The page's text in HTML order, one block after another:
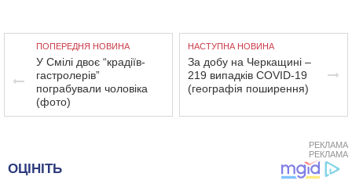
ПОПЕРЕДНЯ НОВИНА
У Смілі двоє “крадіїв-
гастролерів”
пограбували чоловіка
(фото)
НАСТУПНА НОВИНА
За добу на Черкащині –
219 випадків COVID-19
(географія поширення)
РЕКЛАМА
РЕКЛАМА